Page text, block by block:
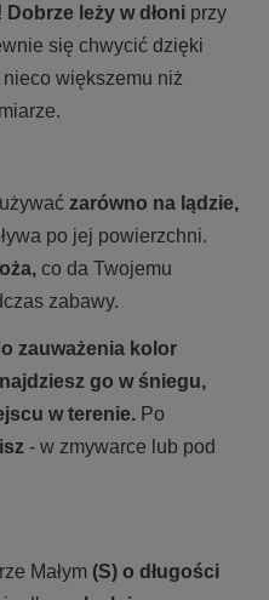
Dobrze leży w dłoni przy
się chwycić dzięki
nieco większemu niż
.
zarówno na lądzie,
po jej powierzchni.
co da Twojemu
zabawy.
zauważenia kolor
go w śniegu,
w terenie. Po
- w zmywarce lub pod
Małym (S) o długości